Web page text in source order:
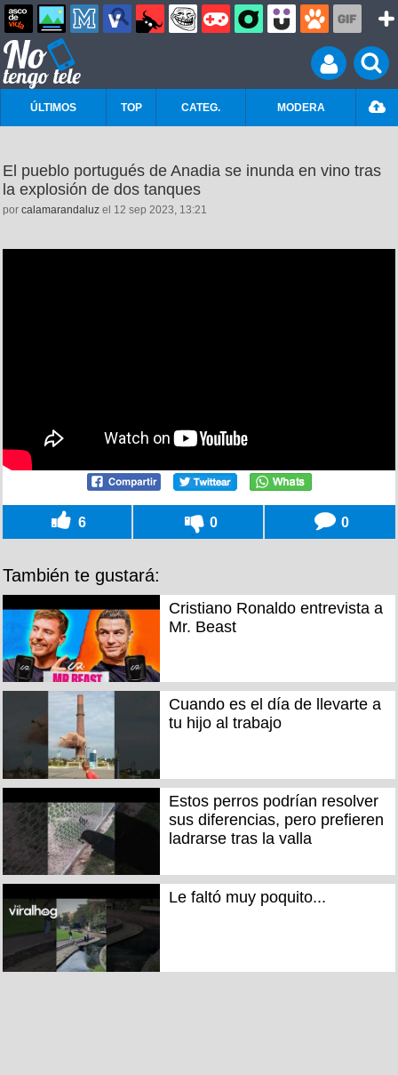
ÚLTIMOS TOP CATEG. MODERA
El pueblo portugués de Anadia se inunda en vino tras
la explosión de dos tanques
por calamarandaluz el 12 sep 2023, 13:21
6 0 0
También te gustará:
Cristiano Ronaldo entrevista a
Mr. Beast
Cuando es el día de llevarte a
tu hijo al trabajo
Estos perros podrían resolver
sus diferencias, pero prefieren
ladrarse tras la valla
Le faltó muy poquito...